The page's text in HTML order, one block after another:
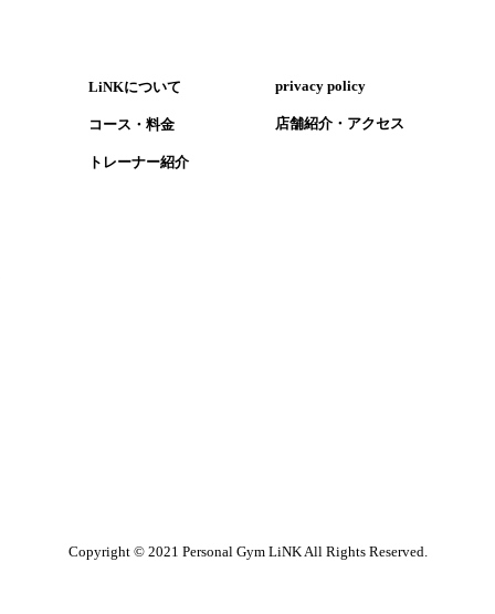
LiNKについて
コース・​料金
​トレーナー紹介
​privacy policy
​店舗紹介・アクセス
Copyright © 2021 Personal Gym LiNK All Rights Reserved.